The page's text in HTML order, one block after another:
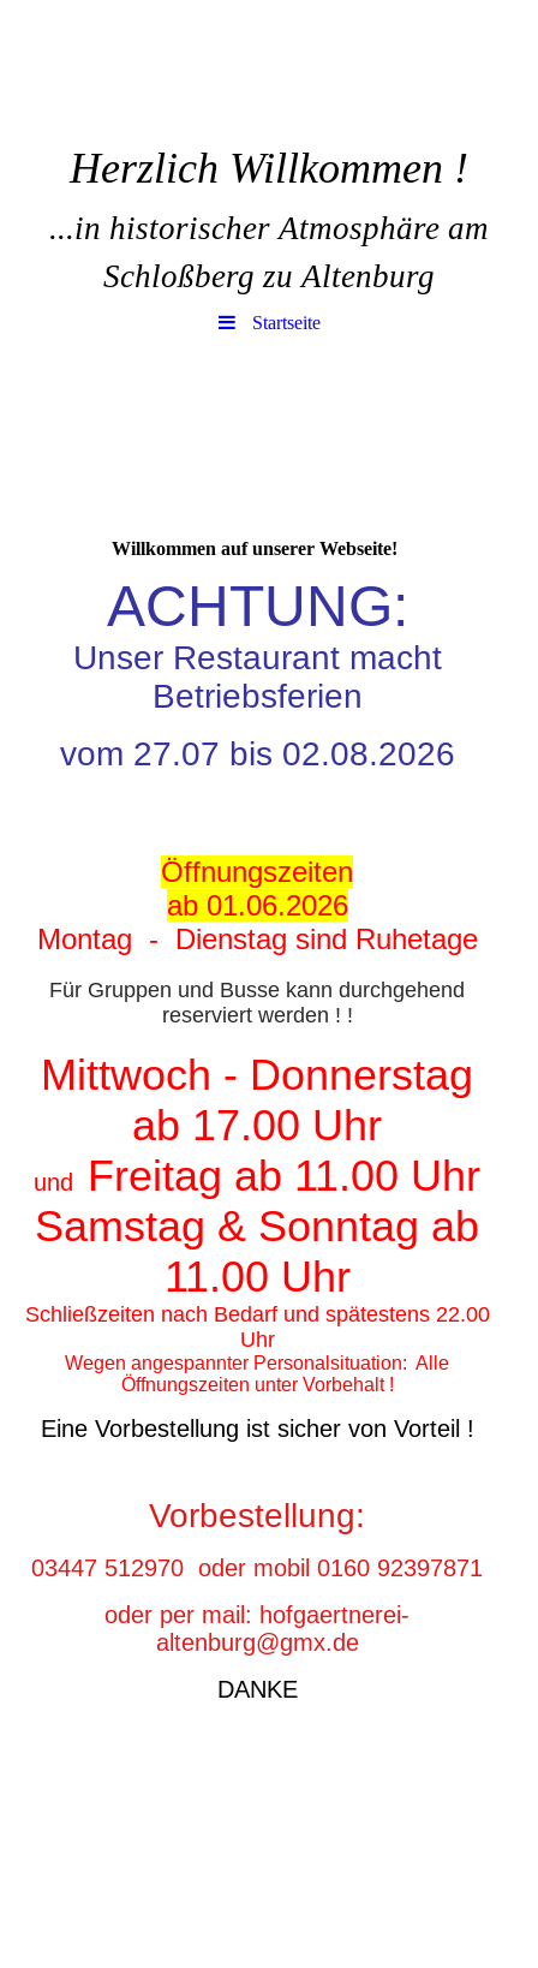
Herzlich Willkommen !
...in historischer Atmosphäre am
Schloßberg zu Altenburg
Startseite
Willkommen auf unserer Webseite!
ACHTUNG:
Unser Restaurant macht
Betriebsferien
vom 27.07 bis 02.08.2026
Öffnungszeiten
ab 01.06.2026
Montag - Dienstag sind Ruhetage
Für Gruppen und Busse kann durchgehend
reserviert werden ! !
Mittwoch - Donnerstag
ab 17.00 Uhr
und
Freitag ab 11.00 Uhr
Samstag & Sonntag ab
11.00 Uhr
Schließzeiten nach Bedarf und spätestens 22.00
Uhr
Wegen angespannter Personalsituation: Alle
Öffnungszeiten unter Vorbehalt !
Eine Vorbestellung ist sicher von Vorteil !
Vorbestellung:
03447 512970 oder mobil 0160 92397871
oder per mail: hofgaertnerei-
altenburg@gmx.de
DANKE